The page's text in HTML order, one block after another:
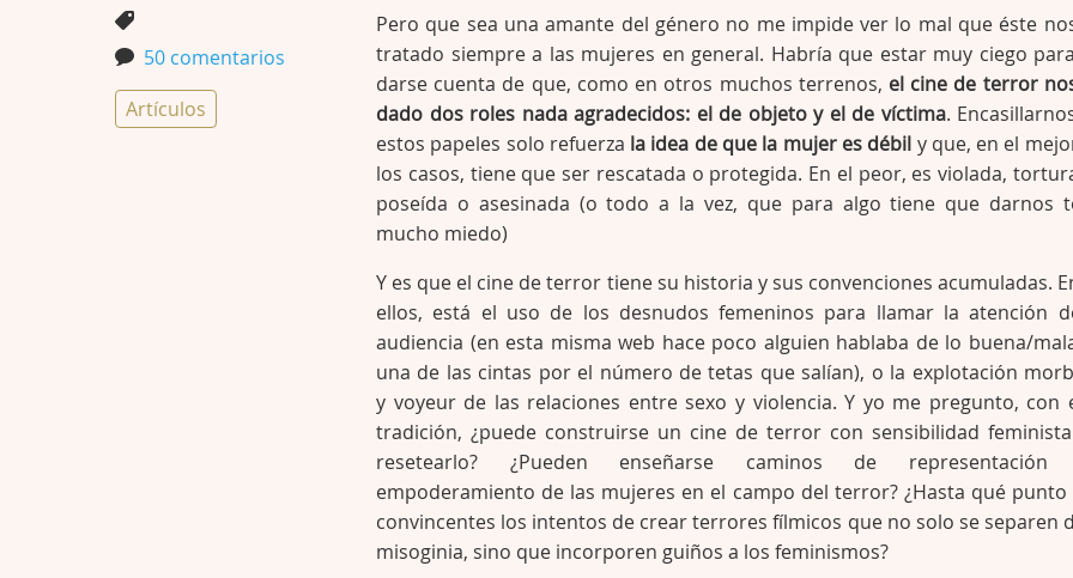
Pero que sea una amante del género no me impide ver lo mal que éste
tratado siempre a las mujeres en general. Habría que estar muy ciego
darse cuenta de que, como en otros muchos terrenos, el cine de terror
dado dos roles nada agradecidos: el de objeto y el de víctima.
estos papeles solo refuerza la idea de que la mujer es débil y que, en el
los casos, tiene que ser rescatada o protegida. En el peor, es violada,
poseída o asesinada (o todo a la vez, que para algo tiene que darnos
mucho miedo)
Y es que el cine de terror tiene su historia y sus convenciones acumuladas.
ellos, está el uso de los desnudos femeninos para llamar la atención
audiencia (en esta misma web hace poco alguien hablaba de lo buena/
una de las cintas por el número de tetas que salían), o la explotación
y voyeur de las relaciones entre sexo y violencia. Y yo me pregunto, con
tradición, ¿puede construirse un cine de terror con sensibilidad
resetearlo? ¿Pueden enseñarse caminos de representación
empoderamiento de las mujeres en el campo del terror? ¿Hasta qué punto
convincentes los intentos de crear terrores fílmicos que no solo se separen
misoginia, sino que incorporen guiños a los feminismos?
50 comentarios
Artículos